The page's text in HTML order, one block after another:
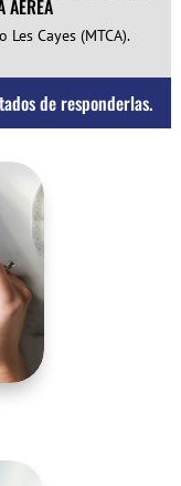
AÉREA
Cayes (MTCA).
de responderlas.